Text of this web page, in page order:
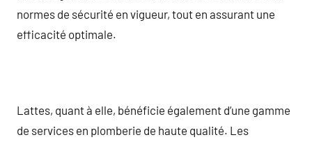
normes de sécurité en vigueur, tout en assurant une
efficacité optimale.
Lattes, quant à elle, bénéficie également d’une gamme
de services en plomberie de haute qualité. Les